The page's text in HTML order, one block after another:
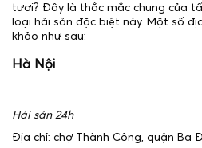
tươi? Đây là thắc mắc chung của
loại hải sản đặc biệt này. Một số
khảo như sau:
Hà Nội
Hải sản 24h
Địa chỉ: chợ Thành Công, quận Ba